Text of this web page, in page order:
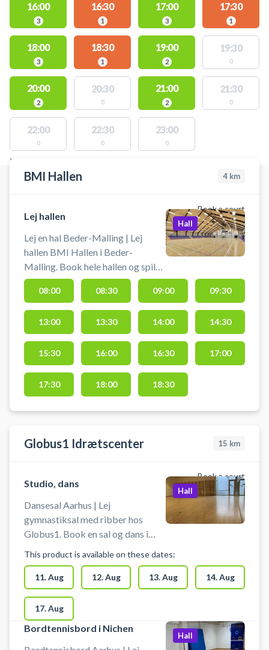
16:00
3
16:30
1
17:00
3
17:30
1
18:00
3
18:30
1
19:00
2
19:30
0
20:00
2
20:30
0
21:00
2
21:30
0
22:00
0
22:30
0
23:00
0
FACILITIES WITH AVAILABLE ACTIVITIES
BMI Hallen 4 km
Book a court
Lej hallen
Lej en hal Beder-Malling | Lej
hallen BMI Hallen i Beder-
Malling. Book hele hallen og spil
bl.a. volleyball, håndbold,
basketball, badminton eller
pickleball. BMI Hallen er
beliggende syd for Aarhus. Det er
nemt at komme til hallen og der er
gratis parkeringsmuligheder lige
foran hallen.
Hall
08:00 08:30 09:00 09:30
13:00 13:30 14:00 14:30
15:30 16:00 16:30 17:00
17:30 18:00 18:30
Globus1 Idrætscenter 15 km
Book a court
Studio, dans
Dansesal Aarhus | Lej
gymnastiksal med ribber hos
Globus1. Book en sal og dans i
m. Der er spejle på endevæggen i
dansesalen. Udstyr skal man selv
medbringe. Man skal bruge
indendørs sko. Boldspil er ikke
tilladt.
Hall
This product is available on these dates:
11. Aug 12. Aug 13. Aug 14. Aug
17. Aug
Bordtennisbord i Nichen
Hall